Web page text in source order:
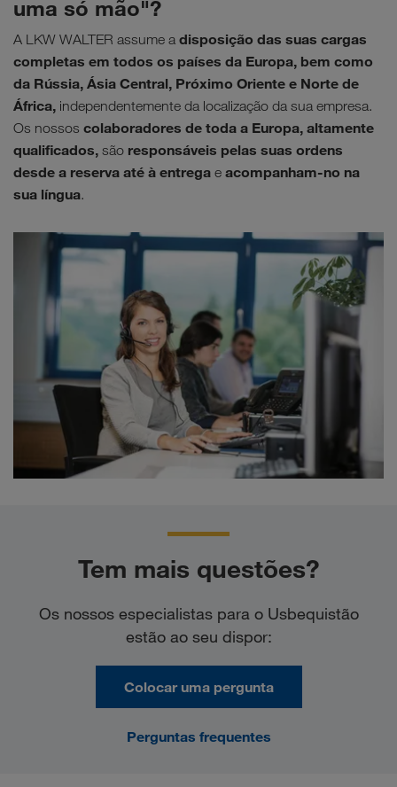
uma só mão"?
A LKW WALTER assume a disposição das suas cargas
completas em todos os países da Europa, bem como
da Rússia, Ásia Central, Próximo Oriente e Norte de
África, independentemente da localização da sua empresa.
Os nossos colaboradores de toda a Europa, altamente
qualificados, são responsáveis pelas suas ordens
desde a reserva até à entrega e acompanham-no na
sua língua.
Tem mais questões?
Os nossos especialistas para o Usbequistão
estão ao seu dispor:
Colocar uma pergunta
Perguntas frequentes